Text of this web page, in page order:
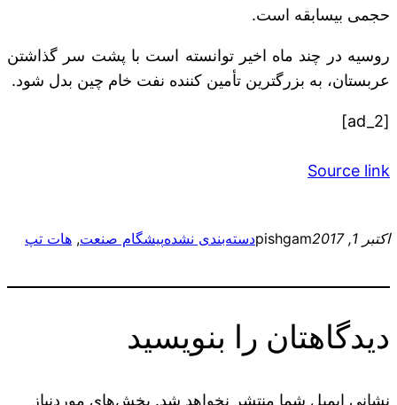
حجمی بی‎سابقه است.
روسیه در چند ماه اخیر توانسته است با پشت سر گذاشتن
عربستان، به بزرگترین تأمین کننده نفت خام چین بدل شود.
[ad_2]
Source link
اکتبر 1, 2017 pishgamدسته‌بندی نشدهپیشگام صنعت, هات تپ
دیدگاهتان را بنویسید
نشانی ایمیل شما منتشر نخواهد شد. بخش‌های موردنیاز